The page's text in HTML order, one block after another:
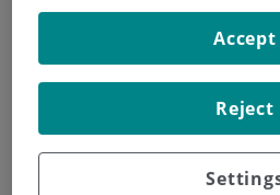
Consulta lainformació
web de
Ofereix la major part del
l'especialitat de Cirurgia General i
Reject
Accept